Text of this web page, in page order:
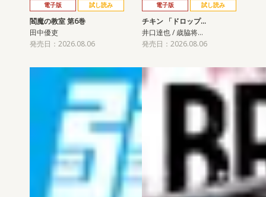
電子版 試し読み
閻魔の教室 第6巻
田中優吏
発売日：2026.08.06
電子版 試し読み
チキン 「ドロップ…
井口達也 / 歳脇将…
発売日：2026.08.06